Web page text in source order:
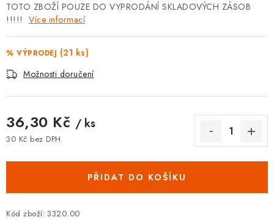
TOPENÁŘSKÁ AKADEMIE
OBCHODNÍ PODMÍNKY
🚚 STAV OBJEDNÁVKY
VRÁCENÍ ZBOŽÍ A REKLAMACE
MOJE OBJEDNÁVKA
TOTO ZBOŽÍ POUZE DO VYPRODÁNÍ SKLADOVÝCH ZÁSOB
!!!!! Více informací
% VÝPRODEJ (21 ks)
Možnosti doručení
36,30 Kč / ks
30 Kč bez DPH
PŘIDAT DO KOŠÍKU
Kód zboží: 3320.00